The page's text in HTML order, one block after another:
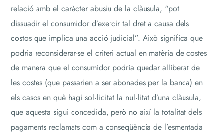
relació amb el caràcter abusiu de la clàusula, “pot
dissuadir el consumidor d’exercir tal dret a causa dels
costos que implica una acció judicial”. Això significa que
podria reconsiderar-se el criteri actual en matèria de costes
de manera que el consumidor podria quedar alliberat de
les costes (que passarien a ser abonades per la banca) en
els casos en què hagi sol·licitat la nul·litat d’una clàusula,
que aquesta sigui concedida, però no així la totalitat dels
pagaments reclamats com a conseqüència de l’esmentada